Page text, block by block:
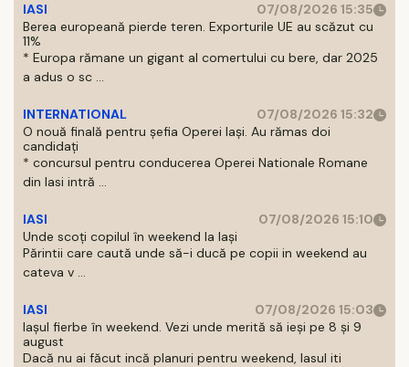
IASI
07/08/2026 15:35
Berea europeană pierde teren. Exporturile UE au scăzut cu
11%
* Europa rămane un gigant al comertului cu bere, dar 2025
a adus o sc ...
INTERNATIONAL
07/08/2026 15:32
O nouă finală pentru șefia Operei Iași. Au rămas doi
candidați
* concursul pentru conducerea Operei Nationale Romane
din Iasi intră ...
IASI
07/08/2026 15:10
Unde scoți copilul în weekend la Iași
Părintii care caută unde să-i ducă pe copii in weekend au
cateva v ...
IASI
07/08/2026 15:03
Iașul fierbe în weekend. Vezi unde merită să ieși pe 8 și 9
august
Dacă nu ai făcut incă planuri pentru weekend, Iasul iti